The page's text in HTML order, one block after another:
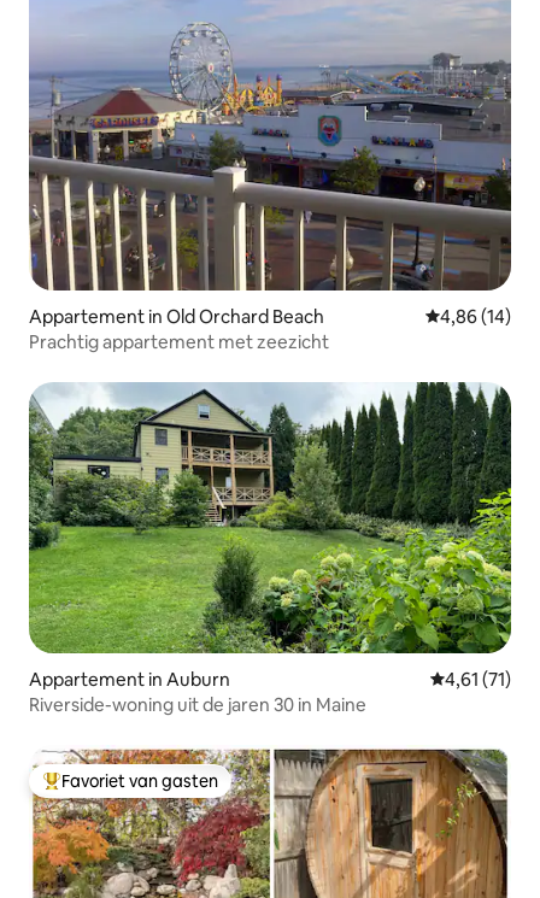
Appartement in Old Orchard Beach Gemiddelde
4,86 (14)
Prachtig appartement met zeezicht
Appartement in Auburn Gemiddelde
4,61 (71)
Riverside-woning uit de jaren 30 in Maine
Topfavoriet van gasten
Favoriet van gasten